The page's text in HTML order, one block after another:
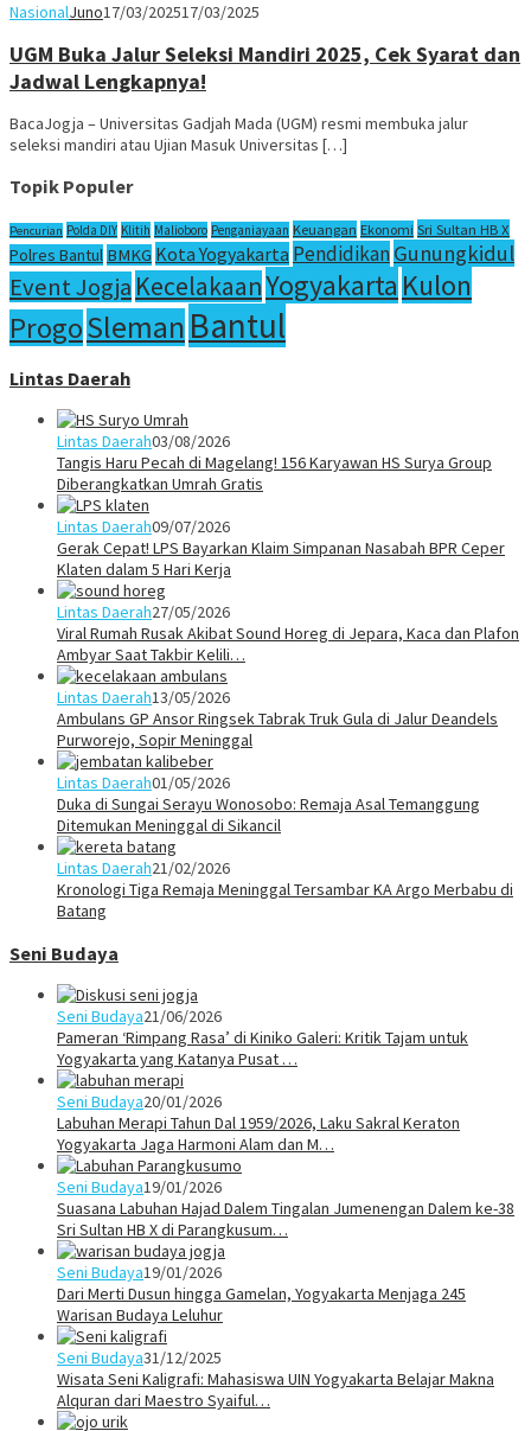
NasionalJuno17/03/202517/03/2025
UGM Buka Jalur Seleksi Mandiri 2025, Cek Syarat dan
Jadwal Lengkapnya!
BacaJogja – Universitas Gadjah Mada (UGM) resmi membuka jalur
seleksi mandiri atau Ujian Masuk Universitas […]
Topik Populer
Pencurian Polda DIY Klitih Malioboro Penganiayaan Keuangan Ekonomi Sri Sultan HB X
Polres Bantul BMKG Kota Yogyakarta PendidikanGunungkidul
Event Jogja KecelakaanYogyakarta Kulon
ProgoSleman Bantul
Lintas Daerah
Lintas Daerah03/08/2026
Tangis Haru Pecah di Magelang! 156 Karyawan HS Surya Group
Diberangkatkan Umrah Gratis
Lintas Daerah09/07/2026
Gerak Cepat! LPS Bayarkan Klaim Simpanan Nasabah BPR Ceper
Klaten dalam 5 Hari Kerja
Lintas Daerah27/05/2026
Viral Rumah Rusak Akibat Sound Horeg di Jepara, Kaca dan Plafon
Ambyar Saat Takbir Kelili…
Lintas Daerah13/05/2026
Ambulans GP Ansor Ringsek Tabrak Truk Gula di Jalur Deandels
Purworejo, Sopir Meninggal
Lintas Daerah01/05/2026
Duka di Sungai Serayu Wonosobo: Remaja Asal Temanggung
Ditemukan Meninggal di Sikancil
Lintas Daerah21/02/2026
Kronologi Tiga Remaja Meninggal Tersambar KA Argo Merbabu di
Batang
Seni Budaya
Seni Budaya21/06/2026
Pameran ‘Rimpang Rasa’ di Kiniko Galeri: Kritik Tajam untuk
Yogyakarta yang Katanya Pusat …
Seni Budaya20/01/2026
Labuhan Merapi Tahun Dal 1959/2026, Laku Sakral Keraton
Yogyakarta Jaga Harmoni Alam dan M…
Seni Budaya19/01/2026
Suasana Labuhan Hajad Dalem Tingalan Jumenengan Dalem ke-38
Sri Sultan HB X di Parangkusum…
Seni Budaya19/01/2026
Dari Merti Dusun hingga Gamelan, Yogyakarta Menjaga 245
Warisan Budaya Leluhur
Seni Budaya31/12/2025
Wisata Seni Kaligrafi: Mahasiswa UIN Yogyakarta Belajar Makna
Alquran dari Maestro Syaiful…